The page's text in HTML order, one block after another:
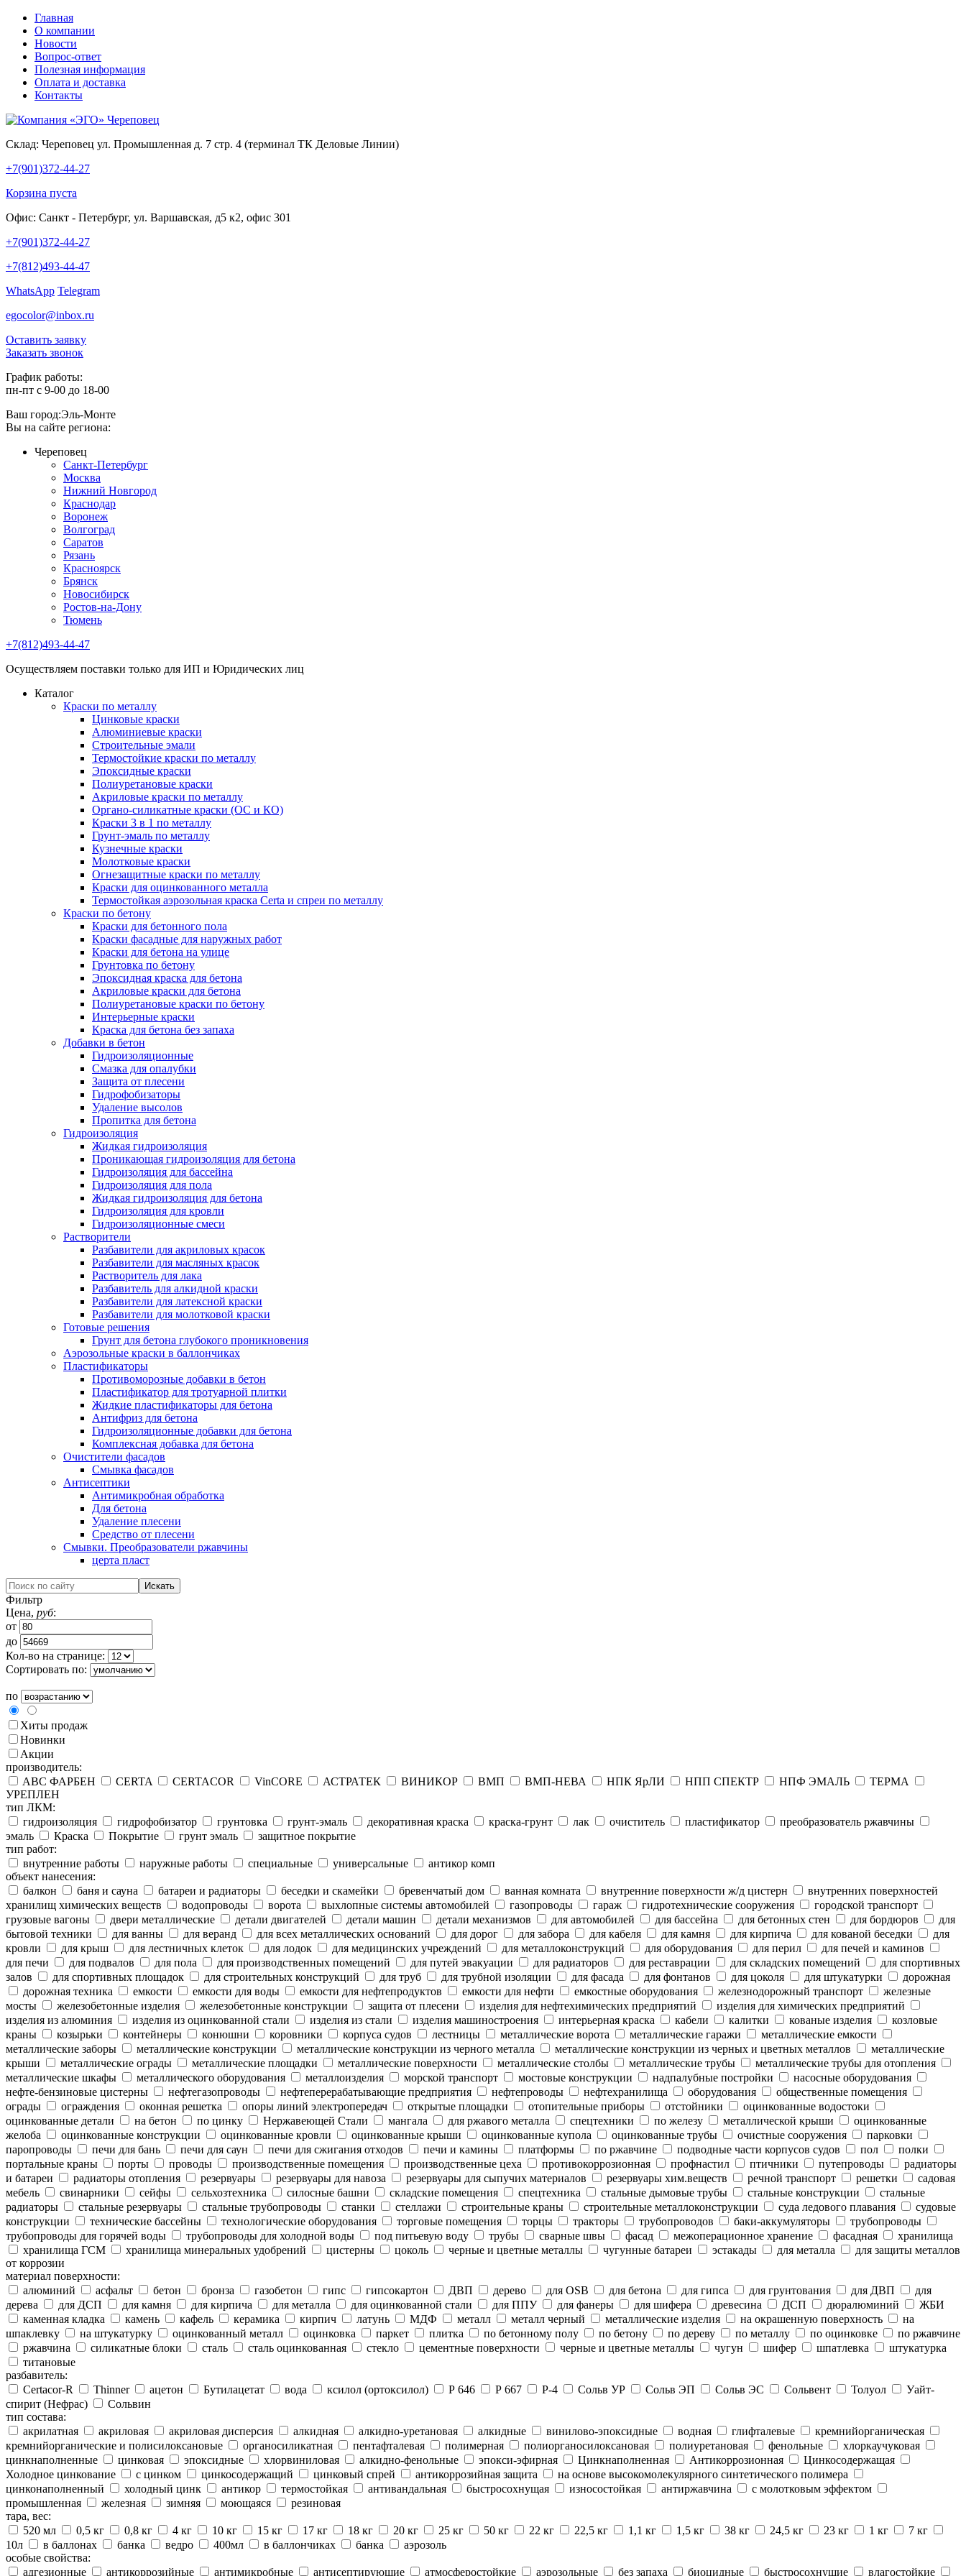
Главная
О компании
Новости
Вопрос-ответ
Полезная информация
Оплата и доставка
Контакты
Склад: Череповец ул. Промышленная д. 7 стр. 4 (терминал ТК Деловые Линии)
+7(901)372-44-27
Корзина пуста
Офис: Санкт - Петербург, ул. Варшавская, д5 к2, офис 301
+7(901)372-44-27
+7(812)493-44-47
WhatsApp Telegram
egocolor@inbox.ru
Оставить заявку
Заказать звонок
График работы:
пн-пт с 9-00 до 18-00
Ваш город:Эль-Монте
Вы на сайте региона:
Череповец
Санкт-Петербург
Москва
Нижний Новгород
Краснодар
Воронеж
Волгоград
Саратов
Рязань
Красноярск
Брянск
Новосибирск
Ростов-на-Дону
Тюмень
+7(812)493-44-47
Осуществляем поставки только для ИП и Юридических лиц
Каталог
Краски по металлу
Цинковые краски
Алюминиевые краски
Строительные эмали
Термостойкие краски по металлу
Эпоксидные краски
Полиуретановые краски
Акриловые краски по металлу
Органо-силикатные краски (ОС и КО)
Краски 3 в 1 по металлу
Грунт-эмаль по металлу
Кузнечные краски
Молотковые краски
Огнезащитные краски по металлу
Краски для оцинкованного металла
Термостойкая аэрозольная краска Certa и спреи по металлу
Краски по бетону
Краски для бетонного пола
Краски фасадные для наружных работ
Краски для бетона на улице
Грунтовка по бетону
Эпоксидная краска для бетона
Акриловые краски для бетона
Полиуретановые краски по бетону
Интерьерные краски
Краска для бетона без запаха
Добавки в бетон
Гидроизоляционные
Смазка для опалубки
Защита от плесени
Гидрофобизаторы
Удаление высолов
Пропитка для бетона
Гидроизоляция
Жидкая гидроизоляция
Проникающая гидроизоляция для бетона
Гидроизоляция для бассейна
Гидроизоляция для пола
Жидкая гидроизоляция для бетона
Гидроизоляция для кровли
Гидроизоляционные смеси
Растворители
Разбавители для акриловых красок
Разбавители для масляных красок
Растворитель для лака
Разбавитель для алкидной краски
Разбавители для латексной краски
Разбавители для молотковой краски
Готовые решения
Грунт для бетона глубокого проникновения
Аэрозольные краски в баллончиках
Пластификаторы
Противоморозные добавки в бетон
Пластификатор для тротуарной плитки
Жидкие пластификаторы для бетона
Антифриз для бетона
Гидроизоляционные добавки для бетона
Комплексная добавка для бетона
Очистители фасадов
Смывка фасадов
Антисептики
Антимикробная обработка
Для бетона
Удаление плесени
Средство от плесени
Смывки. Преобразователи ржавчины
церта пласт
Фильтр
Цена, руб:
от
до
Кол-во на странице:
Сортировать по:
по
Хиты продаж
Новинки
Акции
производитель:
ABC ФАРБЕН
CERTA CERTACOR VinCORE АСТРАТЕК ВИНИКОР ВМП ВМП-НЕВА НПК ЯрЛИ НПП СПЕКТР НПФ ЭМАЛЬ
ТЕРМА
УРЕПЛЕН
тип ЛКМ:
гидроизоляция
гидрофобизатор грунтовка грунт-эмаль декоративная краска краска-грунт лак очиститель пластификатор
преобразователь ржавчины
эмаль
Краска Покрытие грунт эмаль
защитное покрытие
тип работ:
внутренние работы
наружные работы специальные универсальные
антикор комп
объект нанесения:
балкон
баня и сауна батареи и радиаторы беседки и скамейки бревенчатый дом ванная комната внутренние поверхности ж/д цистерн
внутренних поверхностей
хранилищ химических веществ
водопроводы ворота выхлопные системы автомобилей газопроводы гараж гидротехнические сооружения
городской транспорт
грузовые вагоны
двери металлические детали двигателей детали машин детали механизмов для автомобилей для бассейна для бетонных стен для бордюров
для
бытовой техники
для ванны для веранд для всех металлических оснований для дорог для забора для кабеля для камня для кирпича для кованой беседки
для
кровли
для крыш для лестничных клеток для лодок для медицинских учреждений для металлоконструкций для оборудования для перил
для печей и каминов
для печи
для подвалов для пола для производственных помещений для путей эвакуации для радиаторов для реставрации для складских помещений
для спортивных
залов
для спортивных площадок для строительных конструкций для труб для трубной изоляции для фасада для фонтанов для цоколя для штукатурки
дорожная
дорожная техника
емкости емкости для воды емкости для нефтепродуктов емкости для нефти емкостные оборудования железнодорожный транспорт
железные
мосты
железобетонные изделия железобетонные конструкции защита от плесени изделия для нефтехимических предприятий
изделия для химических предприятий
изделия из алюминия
изделия из оцинкованной стали изделия из стали изделия машиностроения интерьерная краска кабели калитки кованые изделия
козловые
краны
козырьки контейнеры конюшни коровники корпуса судов лестницы металлические ворота металлические гаражи
металлические емкости
металлические заборы
металлические конструкции металлические конструкции из черного металла металлические конструкции из черных и цветных металлов
металлические
крыши
металлические ограды металлические площадки металлические поверхности металлические столбы металлические трубы
металлические трубы для отопления
металлические шкафы
металлического оборудования металлоизделия морской транспорт мостовые конструкции надпалубные постройки
насосные оборудования
нефте-бензиновые цистерны
нефтегазопроводы нефтеперерабатывающие предприятия нефтепроводы нефтехранилища оборудования
общественные помещения
ограды
ограждения оконная решетка опоры линий электропередач открытые площадки отопительные приборы отстойники
оцинкованные водостоки
оцинкованные детали
на бетон по цинку Нержавеющей Стали мангала для ржавого металла спецтехники по железу металлической крыши
оцинкованные
желоба
оцинкованные конструкции оцинкованные кровли оцинкованные крыши оцинкованные купола оцинкованные трубы очистные сооружения
парковки
паропроводы
печи для бань печи для саун печи для сжигания отходов печи и камины платформы по ржавчине подводные части корпусов судов пол
полки
портальные краны
порты проводы производственные помещения производственные цеха противокоррозионная профнастил птичники путепроводы
радиаторы
и батареи
радиаторы отопления резервуары резервуары для навоза резервуары для сыпучих материалов резервуары хим.веществ речной транспорт решетки
садовая
мебель
свинарники сейфы сельхозтехника силосные башни складские помещения спецтехника стальные дымовые трубы стальные конструкции
стальные
радиаторы
стальные резервуары стальные трубопроводы станки стеллажи строительные краны строительные металлоконструкции суда ледового плавания
судовые
конструкции
технические бассейны технологические оборудования торговые помещения торцы тракторы трубопроводов баки-аккумуляторы
трубопроводы
трубопроводы для горячей воды
трубопроводы для холодной воды под питьевую воду трубы сварные швы фасад межоперационное хранение фасадная
хранилища
хранилища ГСМ
хранилища минеральных удобрений цистерны цоколь черные и цветные металлы чугунные батареи эстакады для металла
для защиты металлов
от коррозии
материал поверхности:
алюминий
асфальт бетон бронза газобетон гипс гипсокартон ДВП дерево для OSB для бетона для гипса для грунтования для ДВП
для
дерева
для ДСП для камня для кирпича для металла для оцинкованной стали для ППУ для фанеры для шифера древесина ДСП дюралюминий
ЖБИ
каменная кладка
камень кафель керамика кирпич латунь МДФ металл металл черный металлические изделия на окрашенную поверхность
на
шпаклевку
на штукатурку оцинкованный металл оцинковка паркет плитка по бетонному полу по бетону по дереву по металлу по оцинковке
по ржавчине
ржавчина
силикатные блоки сталь сталь оцинкованная стекло цементные поверхности черные и цветные металлы чугун шифер шпатлевка
штукатурка
титановые
разбавитель:
Certacor-R
Thinner ацетон Бутилацетат вода ксилол (ортоксилол) Р 646 Р 667 Р-4 Сольв УР Сольв ЭП Сольв ЭС Сольвент Толуол
Уайт-
спирит (Нефрас)
Сольвин
тип состава:
акрилатная
акриловая акриловая дисперсия алкидная алкидно-уретановая алкидные винилово-эпоксидные водная глифталевые
кремнийорганическая
кремнийорганические и полисилоксановые
органосиликатная пентафталевая полимерная полиорганосилоксановая полиуретановая фенольные
хлоркаучуковая
цинкнаполненные
цинковая эпоксидные хлорвиниловая алкидно-фенольные эпокси-эфирная Цинкнаполненная Антикоррозионная
Цинкосодержащая
Холодное цинкование
с цинком цинкосодержащий цинковый спрей антикоррозийная защита
на основе высокомолекулярного синтетического полимера
цинконаполненный
холодный цинк антикор термостойкая антивандальная быстросохнущая износостойкая антиржавчина
с молотковым эффектом
промышленная
железная зимняя моющаяся
резиновая
тара, вес:
520 мл
0,5 кг 0,8 кг 4 кг 10 кг 15 кг 17 кг 18 кг 20 кг 25 кг 50 кг 22 кг 22,5 кг 1,1 кг 1,5 кг 38 кг 24,5 кг 23 кг 1 кг
7 кг
10л
в баллонах банка ведро 400мл в баллончиках банка
аэрозоль
особые свойства:
адгезионные
антикоррозийные антимикробные антисептирующие атмосферостойкие аэрозольные без запаха биоцидные быстросохнущие влагостойкие